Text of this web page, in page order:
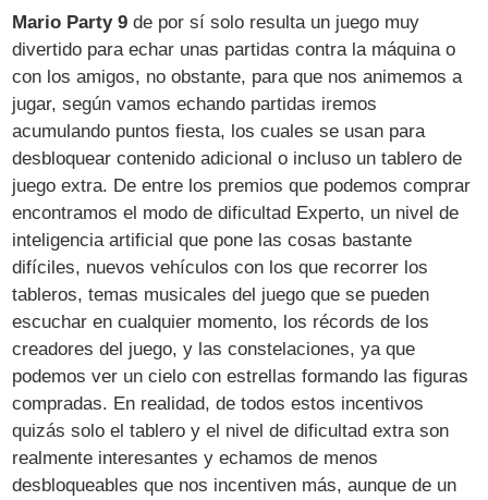
Mario Party 9 de por sí solo resulta un juego muy
divertido para echar unas partidas contra la máquina o
con los amigos, no obstante, para que nos animemos a
jugar, según vamos echando partidas iremos
acumulando puntos fiesta, los cuales se usan para
desbloquear contenido adicional o incluso un tablero de
juego extra. De entre los premios que podemos comprar
encontramos el modo de dificultad Experto, un nivel de
inteligencia artificial que pone las cosas bastante
difíciles, nuevos vehículos con los que recorrer los
tableros, temas musicales del juego que se pueden
escuchar en cualquier momento, los récords de los
creadores del juego, y las constelaciones, ya que
podemos ver un cielo con estrellas formando las figuras
compradas. En realidad, de todos estos incentivos
quizás solo el tablero y el nivel de dificultad extra son
realmente interesantes y echamos de menos
desbloqueables que nos incentiven más, aunque de un